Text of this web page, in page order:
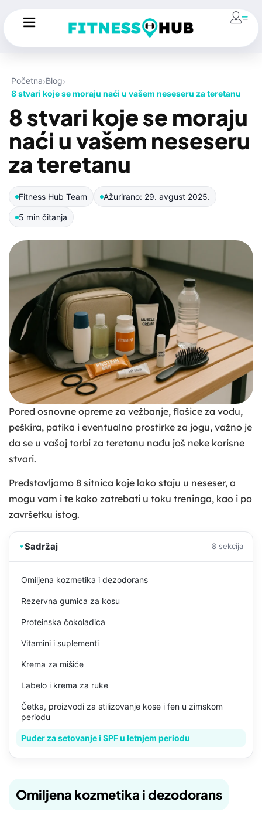
Početna Blog
8 stvari koje se moraju naći u vašem neseseru za teretanu
8 stvari koje se moraju
naći u vašem neseseru
za teretanu
Fitness Hub Team Ažurirano: 29. avgust 2025.
5 min čitanja
Pored osnovne opreme za vežbanje, flašice za vodu,
peškira, patika i eventualno prostirke za jogu, važno je
da se u vašoj torbi za teretanu nađu još neke korisne
stvari.
Predstavljamo 8 sitnica koje lako staju u neseser, a
mogu vam i te kako zatrebati u toku treninga, kao i po
završetku istog.
Sadržaj 8 sekcija
Omiljena kozmetika i dezodorans
Rezervna gumica za kosu
Proteinska čokoladica
Vitamini i suplementi
Krema za mišiće
Labelo i krema za ruke
Četka, proizvodi za stilizovanje kose i fen u zimskom
periodu
Puder za setovanje i SPF u letnjem periodu
Omiljena kozmetika i dezodorans